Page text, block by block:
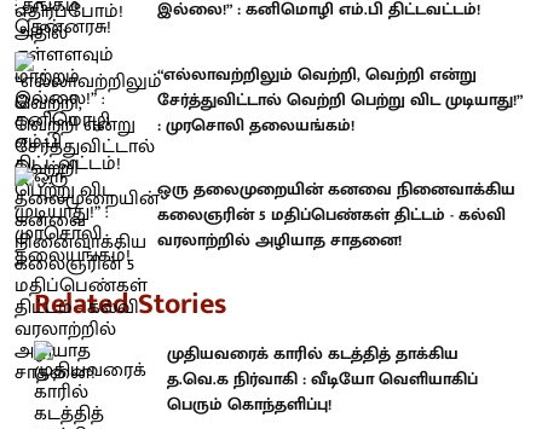
இல்லை!” : கனிமொழி எம்.பி திட்டவட்டம்!
“எல்லாவற்றிலும் வெற்றி, வெற்றி என்று
சேர்த்துவிட்டால் வெற்றி பெற்று விட முடியாது!”
: முரசொலி தலையங்கம்!
ஒரு தலைமுறையின் கனவை நினைவாக்கிய
கலைஞரின் 5 மதிப்பெண்கள் திட்டம் - கல்வி
வரலாற்றில் அழியாத சாதனை!
Related Stories
முதியவரைக் காரில் கடத்தித் தாக்கிய
த.வெ.க நிர்வாகி : வீடியோ வெளியாகிப்
பெரும் கொந்தளிப்பு!